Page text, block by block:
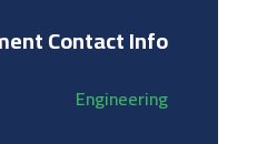
Contact Info
Engineering